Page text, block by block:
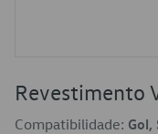
Revestimento
Compatibilidade: Gol,